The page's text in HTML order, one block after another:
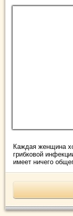
Каждая женщина
грибковой
имеет ничего